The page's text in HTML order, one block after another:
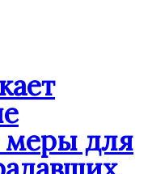
меры для